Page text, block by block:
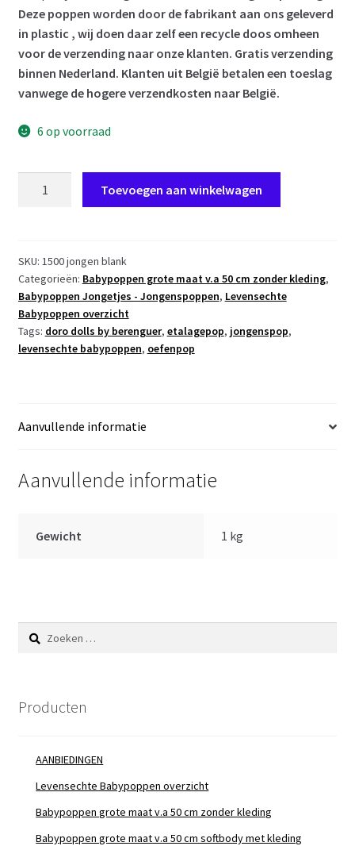
Deze poppen worden door de fabrikant aan ons geleverd
in plastic , wij doen daar zelf een recycle doos omheen
voor de verzending naar onze klanten. Gratis verzending
binnen Nederland. Klanten uit België betalen een toeslag
vanwege de hogere verzendkosten naar België.
6 op voorraad
Jongen
fullbody
blank
52
cm
aantal
Toevoegen aan winkelwagen
SKU: 1500 jongen blank
Categorieën: Babypoppen grote maat v.a 50 cm zonder kleding,
Babypoppen Jongetjes - Jongenspoppen, Levensechte
Babypoppen overzicht
Tags: doro dolls by berenguer, etalagepop, jongenspop,
levensechte babypoppen, oefenpop
Aanvullende informatie
Aanvullende informatie
Gewicht 1 kg
Zoeken
naar:
Producten
AANBIEDINGEN
Levensechte Babypoppen overzicht
Babypoppen grote maat v.a 50 cm zonder kleding
Babypoppen grote maat v.a 50 cm softbody met kleding